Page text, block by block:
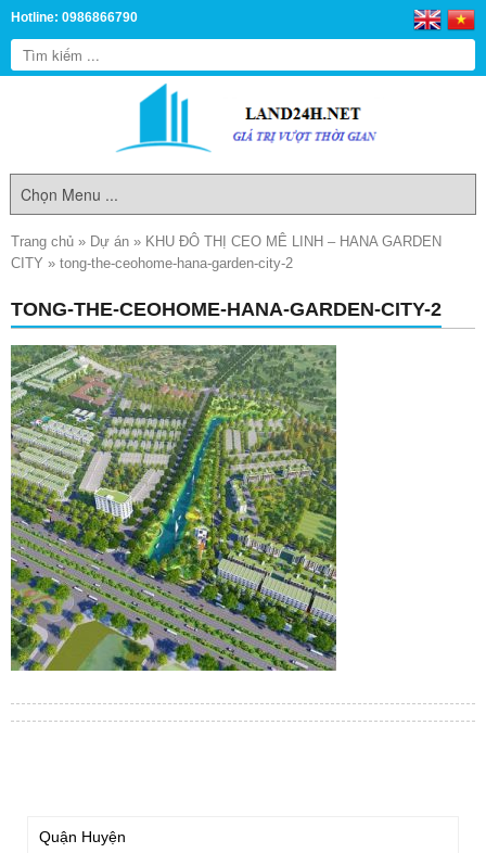
Hotline: 0986866790
Trang chủ » Dự án » KHU ĐÔ THỊ CEO MÊ LINH – HANA GARDEN
CITY » tong-the-ceohome-hana-garden-city-2
TONG-THE-CEOHOME-HANA-GARDEN-CITY-2